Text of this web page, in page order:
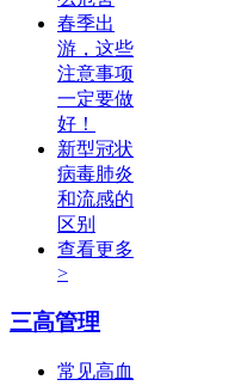
春季出
游，这些
注意事项
一定要做
好！
新型冠状
病毒肺炎
和流感的
区别
查看更多
>
三高管理
常见高血